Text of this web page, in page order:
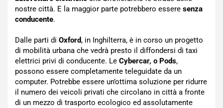
nostre città. E la maggior parte potrebbero essere senza
conducente.
Dalle parti di Oxford, in Inghilterra, è in corso un progetto
di mobilità urbana che vedrà presto il diffondersi di taxi
elettrici privi di conducente. Le Cybercar, o Pods,
possono essere completamente teleguidate da un
computer. Potrebbe essere un’ottima soluzione per ridurre
il numero dei veicoli privati che circolano in città a fronte
di un mezzo di trasporto ecologico ed assolutamente